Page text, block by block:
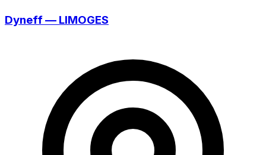
Dyneff — LIMOGES